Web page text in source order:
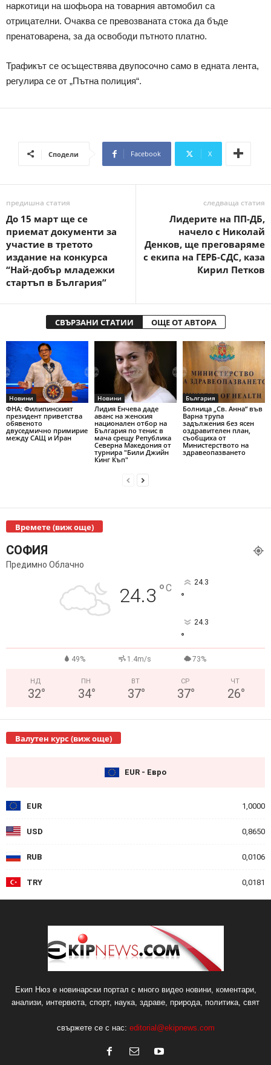
наркотици на шофьора на товарния автомобил са
отрицателни. Очаква се превозваната стока да бъде
пренатоварена, за да освободи пътното платно.
Трафикът се осъществява двупосочно само в едната лента,
регулира се от „Пътна полиция“.
Сподели Facebook X
предишна статия
До 15 март ще се
приемат документи за
участие в третото
издание на конкурса
“Най-добър младежки
стартъп в България”
следваща статия
Лидерите на ПП-ДБ,
начело с Николай
Денков, ще преговаряме
с екипа на ГЕРБ-СДС, каза
Кирил Петков
СВЪРЗАНИ СТАТИИ ОЩЕ ОТ АВТОРА
Новини
ФНА: Филипинският
президент приветства
обявеното
двуседмично примирие
между САЩ и Иран
Новини
Лидия Енчева даде
аванс на женския
национален отбор на
България по тенис в
мача срещу Република
Северна Македония от
турнира "Били Джийн
Кинг Къп"
България
Болница „Св. Анна“ във
Варна трупа
задължения без ясен
оздравителен план,
съобщиха от
Министерството на
здравеопазването
Времете (виж още)
СОФИЯ
Предимно Облачно
24.3 °C 24.3
°
24.3
°
49% 1.4m/s 73%
НД
32°
ПН
34°
ВТ
37°
СР
37°
ЧТ
26°
Валутен курс (виж още)
EUR - Евро
EUR 1,0000
USD 0,8650
RUB 0,0106
TRY 0,0181
Екип Нюз е новинарски портал с много видео новини, коментари,
анализи, интервюта, спорт, наука, здраве, природа, политика, свят
свържете се с нас: editorial@ekipnews.com